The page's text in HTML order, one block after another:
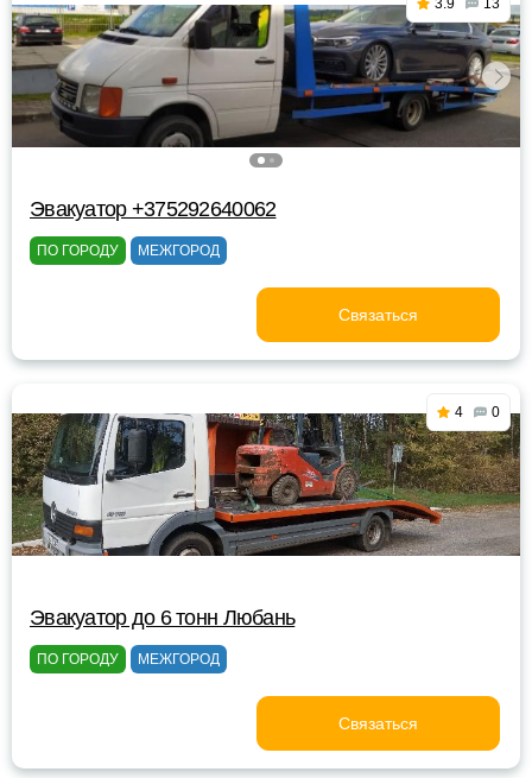
3.9 13
Эвакуатор +375292640062
ПО ГОРОДУ МЕЖГОРОД
Связаться
4 0
Эвакуатор до 6 тонн Любань
ПО ГОРОДУ МЕЖГОРОД
Связаться